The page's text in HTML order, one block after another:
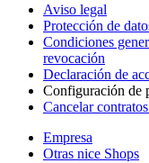
Aviso legal
Protección de
Condiciones
revocación
Declaración de
Configuración de
Cancelar
Empresa
Otras nice Shops